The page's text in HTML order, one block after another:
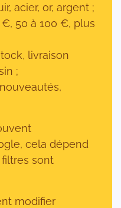
acier, or, argent ;
50 à 100 €, plus
livraison
;
cela dépend
sont
modifier